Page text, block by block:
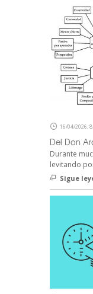
16/04/2026,
Del Don
Durante
levitando
Sigue